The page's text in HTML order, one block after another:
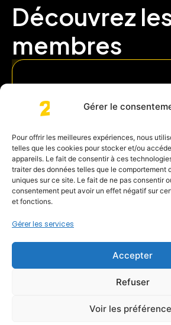
Gérer le
Pour offrir les meilleures expériences, nous
telles que les cookies pour stocker et/ou
appareils. Le fait de consentir à ces
traiter des données telles que le comportement
uniques sur ce site. Le fait de ne pas consentir
consentement peut avoir un effet négatif sur
et fonctions.
Gérer les services
Accepter
Refuser
Voir les
Découvrez
membres
Eva DEBOIS